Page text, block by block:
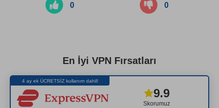
0 0
En İyi VPN Fırsatları
4 ay ek ÜCRETSİZ kullanım dahil!
Skorumuz
9.9